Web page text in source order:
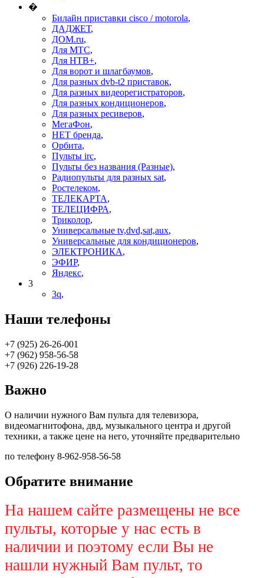
�
Билайн приставки cisco / motorola,
ДАДЖЕТ,
ДОМ.ru,
Для МТС,
Для НТВ+,
Для ворот и шлагбаумов,
Для разных dvb-t2 приставок,
Для разных видеорегистраторов,
Для разных кондиционеров,
Для разных ресиверов,
МегаФон,
НЕТ бренда,
Орбита,
Пульты irc,
Пульты без названия (Разные),
Радиопульты для разных sat,
Ростелеком,
ТЕЛЕКАРТА,
ТЕЛЕЦИФРА,
Триколор,
Универсальные tv,dvd,sat,aux,
Универсальные для кондиционеров,
ЭЛЕКТРОНИКА,
ЭФИР,
Яндекс,
3
3q,
Наши телефоны
+7 (925) 26-26-001
+7 (962) 958-56-58
+7 (926) 226-19-28
Важно
О наличии нужного Вам пульта для телевизора,
видеомагнитофона, двд, музыкального центра и другой
техники, а также цене на него, уточняйте предварительно
по телефону 8-962-958-56-58
Обратите внимание
На нашем сайте размещены не все
пульты, которые у нас есть в
наличии и поэтому если Вы не
нашли нужный Вам пульт, то